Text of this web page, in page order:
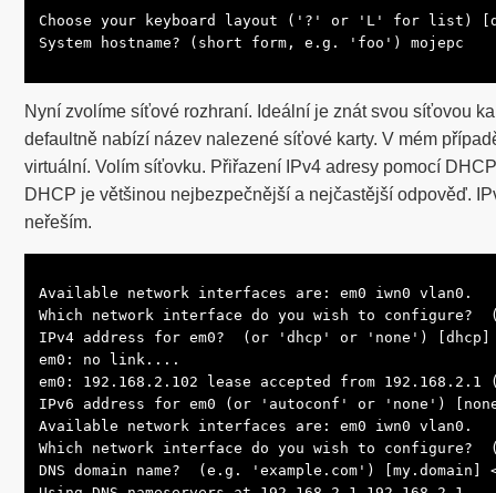
Choose your keyboard layout ('?' or 'L' for list)
System hostname? (short form, e.g. 'foo') mojepc
Nyní zvolíme síťové rozhraní. Ideální je znát svou síťovou
defaultně nabízí název nalezené síťové karty. V mém
virtuální. Volím síťovku. Přiřazení IPv4 adresy pomocí
DHCP je většinou nejbezpečnější a nejčastější odpověď.
neřeším.
Available network interfaces are: em0 iwn0 vlan0.
Which network interface do you wish to configure?
IPv4 address for em0?  (or 'dhcp' or 'none') [dhcp]
em0: no link....
em0: 192.168.2.102 lease accepted from 192.168.2.1
IPv6 address for em0 (or 'autoconf' or 'none') [none]
Available network interfaces are: em0 iwn0 vlan0.
Which network interface do you wish to configure?
DNS domain name?  (e.g. 'example.com') [my.domain]